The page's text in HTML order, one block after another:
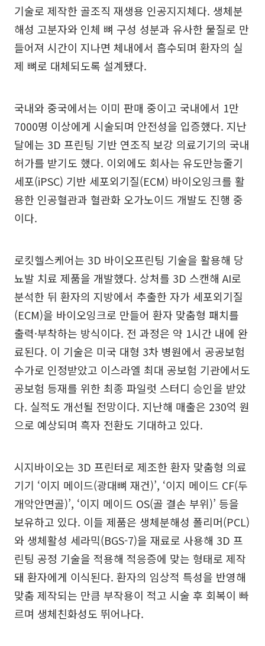
기술로 제작한 골조직 재생용 인공지지체다. 생체분
해성 고분자와 인체 뼈 구성 성분과 유사한 물질로 만
들어져 시간이 지나면 체내에서 흡수되며 환자의 실
제 뼈로 대체되도록 설계됐다.
국내와 중국에서는 이미 판매 중이고 국내에서 1만
7000명 이상에게 시술되며 안전성을 입증했다. 지난
달에는 3D 프린팅 기반 연조직 보강 의료기기의 국내
허가를 받기도 했다. 이외에도 회사는 유도만능줄기
세포(iPSC) 기반 세포외기질(ECM) 바이오잉크를 활
용한 인공혈관과 혈관화 오가노이드 개발도 진행 중
이다.
로킷헬스케어는 3D 바이오프린팅 기술을 활용해 당
뇨발 치료 제품을 개발했다. 상처를 3D 스캔해 AI로
분석한 뒤 환자의 지방에서 추출한 자가 세포외기질
(ECM)을 바이오잉크로 만들어 환자 맞춤형 패치를
출력·부착하는 방식이다. 전 과정은 약 1시간 내에 완
료된다. 이 기술은 미국 대형 3차 병원에서 공공보험
수가로 인정받았고 이스라엘 최대 공보험 기관에서도
공보험 등재를 위한 최종 파일럿 스터디 승인을 받았
다. 실적도 개선될 전망이다. 지난해 매출은 230억 원
으로 예상되며 흑자 전환도 기대하고 있다.
시지바이오는 3D 프린터로 제조한 환자 맞춤형 의료
기기 ‘이지 메이드(광대뼈 재건)’, ‘이지 메이드 CF(두
개악안면골)’, ‘이지 메이드 OS(골 결손 부위)’ 등을
보유하고 있다. 이들 제품은 생체분해성 폴리머(PCL)
와 생체활성 세라믹(BGS-7)을 재료로 사용해 3D 프
린팅 공정 기술을 적용해 적응증에 맞는 형태로 제작
돼 환자에게 이식된다. 환자의 임상적 특성을 반영해
맞춤 제작되는 만큼 부작용이 적고 시술 후 회복이 빠
르며 생체친화성도 뛰어나다.